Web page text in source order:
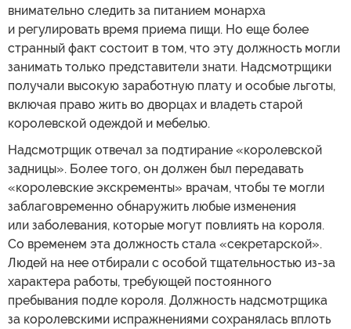
внимательно следить за питанием монарха
и регулировать время приема пищи. Но еще более
странный факт состоит в том, что эту должность могли
занимать только представители знати. Надсмотрщики
получали высокую заработную плату и особые льготы,
включая право жить во дворцах и владеть старой
королевской одеждой и мебелью.
Надсмотрщик отвечал за подтирание «королевской
задницы». Более того, он должен был передавать
«королевские экскременты» врачам, чтобы те могли
заблаговременно обнаружить любые изменения
или заболевания, которые могут повлиять на короля.
Со временем эта должность стала «секретарской».
Людей на нее отбирали с особой тщательностью из-за
характера работы, требующей постоянного
пребывания подле короля. Должность надсмотрщика
за королевскими испражнениями сохранялась вплоть